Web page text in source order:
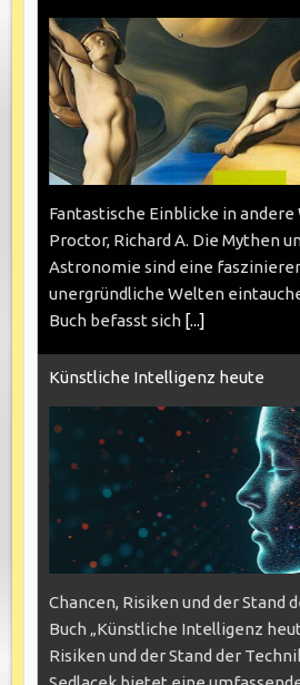
Fantastische Einblicke in andere
Proctor, Richard A. Die Mythen
Astronomie sind eine
unergründliche Welten
Buch befasst sich [...]
Künstliche Intelligenz heute
Chancen, Risiken und der Stand
Buch „Künstliche Intelligenz
Risiken und der Stand der